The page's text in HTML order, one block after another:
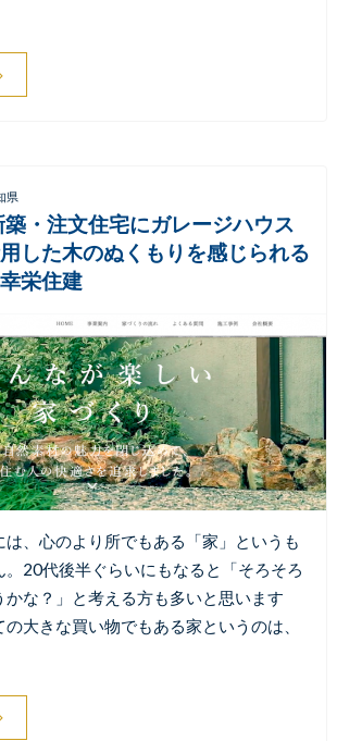
県
・注文住宅にガレージハウス
した木のぬくもりを感じられる
栄住建
、心のより所でもある「家」というも
。20代後半ぐらいにもなると「そろそろ
かな？」と考える方も多いと思います
大きな買い物でもある家というのは、